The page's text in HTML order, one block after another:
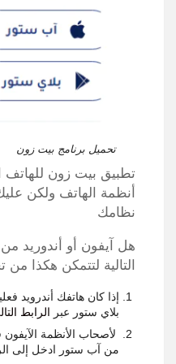
تحميل برنامج بيت زون
تطبيق بيت زون للهاتف
أنظمة الهاتف ولكن
نظامك
هل آيفون أو أندوريد
التالية لتتمكن هكذا
إذا كان هاتفك أندرويد
بلاي ستور عبر الرابط
لأصحاب الأنظمة
من آب ستور ادخل إلى